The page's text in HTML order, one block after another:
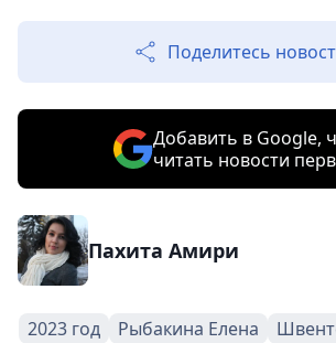
Поделитесь
Добавить в Google,
читать новости
Пахита Амири
2023 год Рыбакина Елена